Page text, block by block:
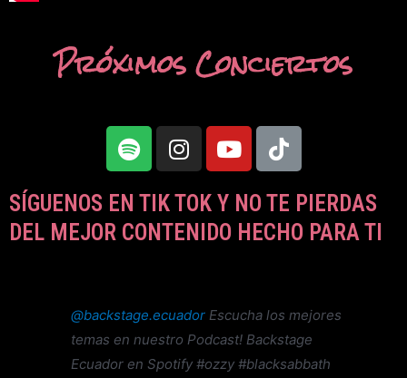
Próximos Conciertos
SÍGUENOS EN TIK TOK Y NO TE PIERDAS
DEL MEJOR CONTENIDO HECHO PARA TI
@backstage.ecuador Escucha los mejores
temas en nuestro Podcast! Backstage
Ecuador en Spotify #ozzy #blacksabbath